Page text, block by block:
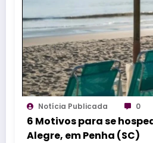
Notícia Publicada 0
6 Motivos para se
Alegre, em Penha (SC)